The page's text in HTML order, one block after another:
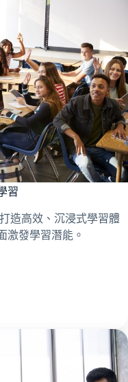
習
造高效、沉浸式學習體
激發學習潛能。